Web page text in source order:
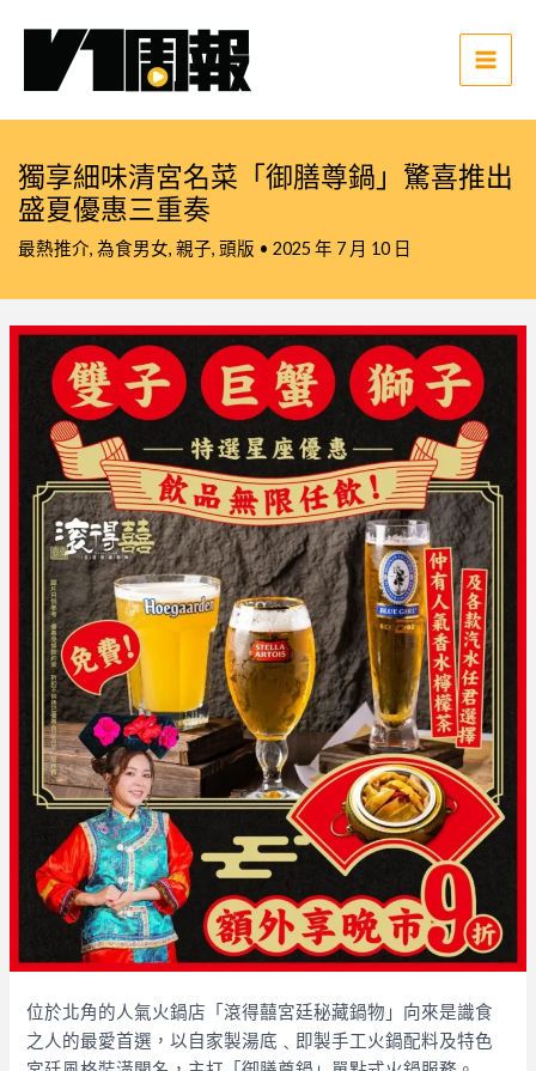
Main
獨享細味清宮名菜「御膳尊鍋」驚喜推出
盛夏優惠三重奏
最熱推介, 為食男女, 親子, 頭版 • 2025 年 7 月 10 日
位於北角的人氣火鍋店「滾得囍宮廷秘藏鍋物」向來是識食
之人的最愛首選，以自家製湯底﹑即製手工火鍋配料及特色